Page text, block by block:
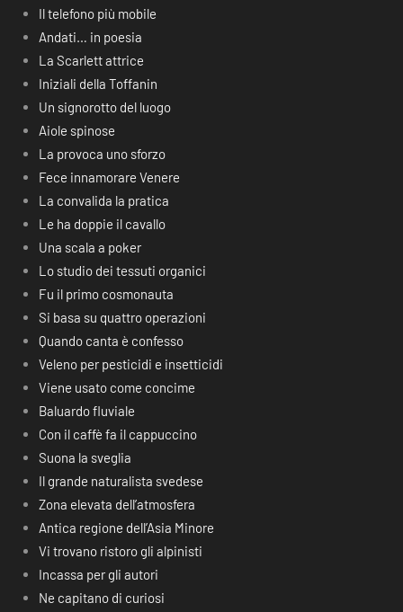
Il telefono più mobile
Andati… in poesia
La Scarlett attrice
Iniziali della Toffanin
Un signorotto del luogo
Aiole spinose
La provoca uno sforzo
Fece innamorare Venere
La convalida la pratica
Le ha doppie il cavallo
Una scala a poker
Lo studio dei tessuti organici
Fu il primo cosmonauta
Si basa su quattro operazioni
Quando canta è confesso
Veleno per pesticidi e insetticidi
Viene usato come concime
Baluardo fluviale
Con il caffè fa il cappuccino
Suona la sveglia
Il grande naturalista svedese
Zona elevata dell’atmosfera
Antica regione dell’Asia Minore
Vi trovano ristoro gli alpinisti
Incassa per gli autori
Ne capitano di curiosi